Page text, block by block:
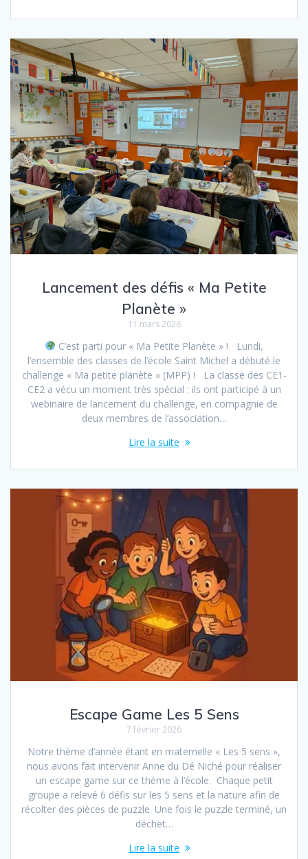
Lancement des défis « Ma Petite
Planète »
11 mars 2026
C’est parti pour « Ma Petite Planète » ! Lundi,
l’ensemble des classes de l’école Saint Michel a débuté le
challenge « Ma petite planète » (MPP) ! La classe des CE1-
CE2 a vécu un moment très spécial : ils ont participé à un
webinaire de lancement du challenge, en compagnie de
deux membres de l’association…
Lire la suite
Escape Game Les 5 Sens
7 février 2026
Notre thème d’année étant en maternelle « Les 5 sens »,
nous avons fait intervenir Anne du Dé Niché pour réaliser
un escape game sur ce thème à l’école. Chaque petit
groupe a relevé 6 défis sur les 5 sens et la nature afin de
récolter des pièces de puzzle. Une fois le puzzle terminé, un
déchet…
Lire la suite